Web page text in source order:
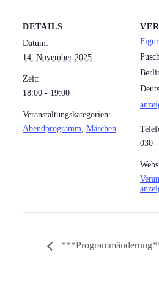
DETAILS
Datum:
14. November 2025
Zeit:
18:00 - 19:00
Veranstaltungskategorien:
Abendprogramm, Märchen
030